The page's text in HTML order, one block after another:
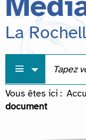
recherche
La
Vous êtes ici :
document